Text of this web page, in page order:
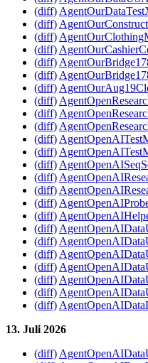
(diff)
(diff)
(diff)
(diff)
(diff)
(diff)
(diff)
(diff)
(diff)
(diff)
(diff)
(diff)
(diff)
(diff)
(diff)
(diff)
(diff)
(diff)
(diff)
(diff)
(diff)
(diff)
(diff)
(diff)
13. Juli 2026
(diff)